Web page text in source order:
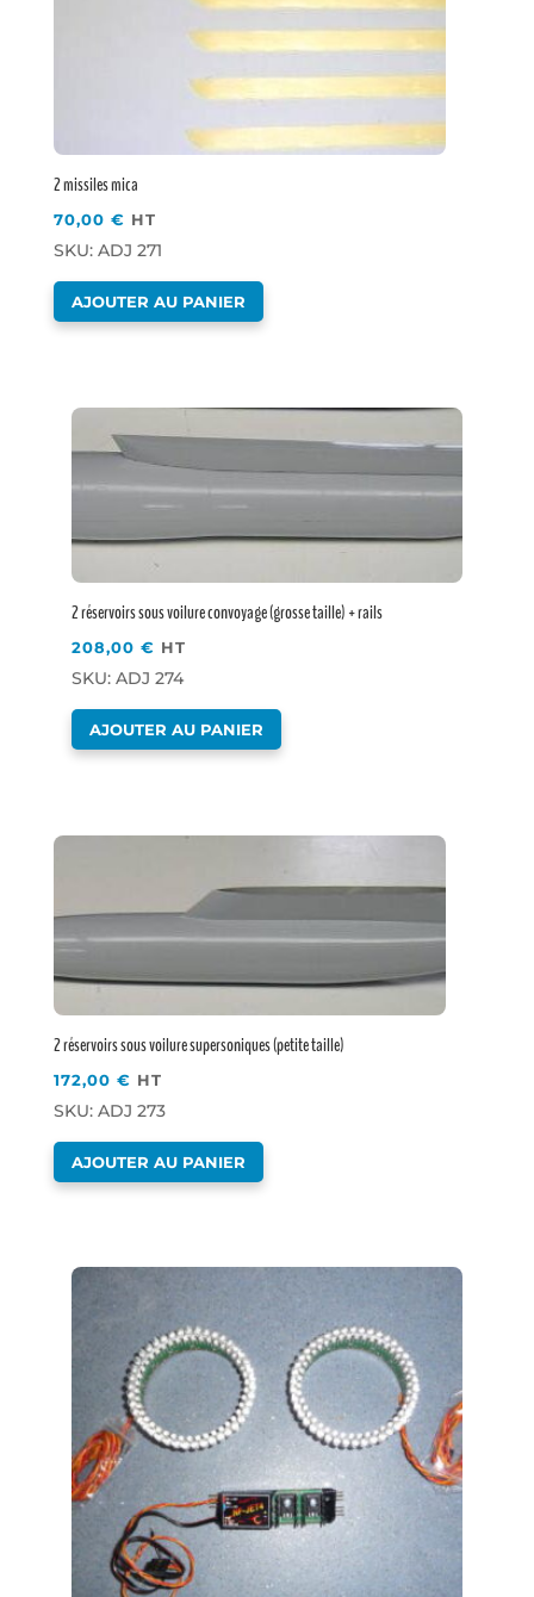
2 missiles mica
70,00€ HT
SKU: ADJ 271
AJOUTER AU PANIER
2 réservoirs sous voilure convoyage (grosse taille) + rails
208,00 € HT
SKU: ADJ 274
AJOUTER AU PANIER
2 réservoirs sous voilure supersoniques (petite taille)
172,00€ HT
SKU: ADJ 273
AJOUTER AU PANIER